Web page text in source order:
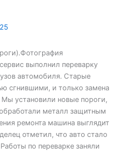
выполнил переварку
автомобиля. Старые
сгнившими, и только замена
установили новые пороги,
металл защитным
ремонта машина выглядит
отметил, что авто стало
по переварке заняли